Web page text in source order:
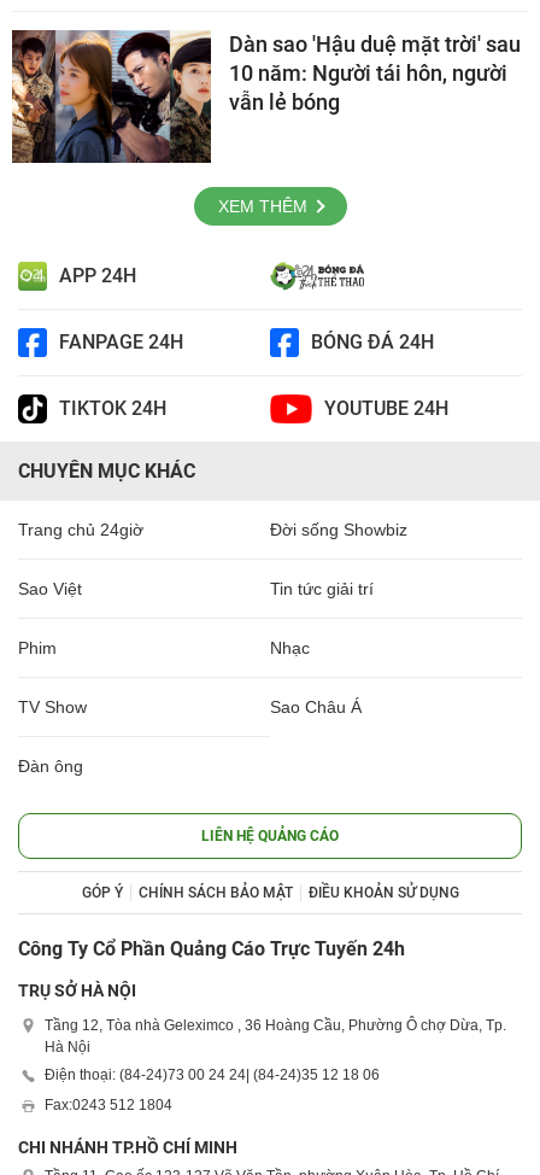
Dàn sao 'Hậu duệ mặt trời' sau
10 năm: Người tái hôn, người
vẫn lẻ bóng
XEM THÊM
APP 24H
FANPAGE 24H BÓNG ĐÁ 24H
TIKTOK 24H YOUTUBE 24H
CHUYÊN MỤC KHÁC
Trang chủ 24giờ Đời sống Showbiz
Sao Việt Tin tức giải trí
Phim Nhạc
TV Show Sao Châu Á
Đàn ông
LIÊN HỆ QUẢNG CÁO
GÓP Ý CHÍNH SÁCH BẢO MẬT ĐIỀU KHOẢN SỬ DỤNG
Công Ty Cổ Phần Quảng Cáo Trực Tuyến 24h
TRỤ SỞ HÀ NỘI
Tầng 12, Tòa nhà Geleximco , 36 Hoàng Cầu, Phường Ô chợ Dừa, Tp.
Hà Nội
Điện thoại: (84-24)73 00 24 24 | (84-24)35 12 18 06
Fax:0243 512 1804
CHI NHÁNH TP.HỒ CHÍ MINH